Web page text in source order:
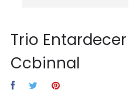
Trio
Ccbinnal